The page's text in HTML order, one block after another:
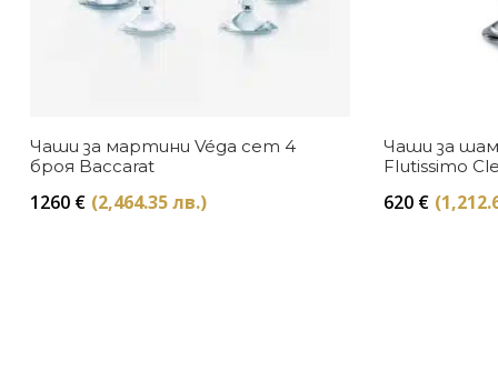
Чаши за мартини Véga сет 4
броя Baccarat
1260 € (2,464.35 лв.)
Чаши за
Flutissimo
620 €